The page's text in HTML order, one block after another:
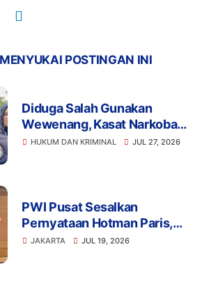
POSTINGAN INI
Diduga Salah Gunakan
Wewenang, Kasat Narkoba
Polres Tangsel dan 6
HUKUM DAN KRIMINAL JUL 27, 2026
PWI Pusat Sesalkan
Pernyataan Hotman Paris,
Minta Hormati Martabat
JAKARTA JUL 19, 2026